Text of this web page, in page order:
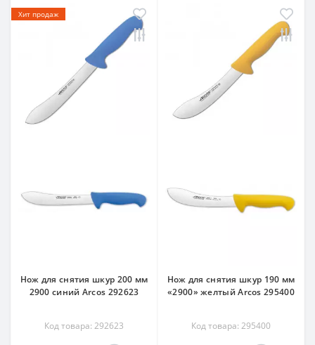
Хит продаж
Нож для снятия шкур 200 мм
2900 синий Arcos 292623
Код товара: 292623
Нож для снятия шкур 190 мм
«2900» желтый Arcos 295400
Код товара: 295400